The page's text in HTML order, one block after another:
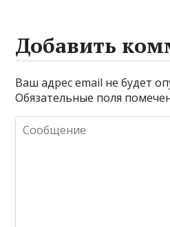
Добавить
Ваш адрес email не будет
Обязательные поля